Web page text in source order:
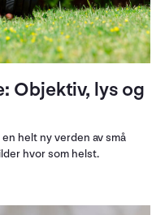
Objektiv, lys og
helt ny verden av små
hvor som helst.